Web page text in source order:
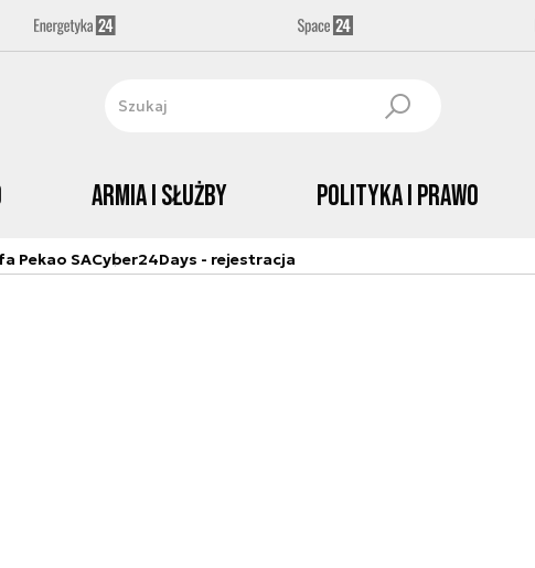
Armia i Służby Polityka i prawo
Pekao SACyber24Days - rejestracja